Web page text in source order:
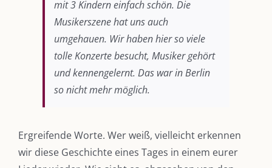
mit 3 Kindern einfach schön. Die
Musikerszene hat uns auch
umgehauen. Wir haben hier so viele
tolle Konzerte besucht, Musiker gehört
und kennengelernt. Das war in Berlin
so nicht mehr möglich.
Ergreifende Worte. Wer weiß, vielleicht erkennen
wir diese Geschichte eines Tages in einem eurer